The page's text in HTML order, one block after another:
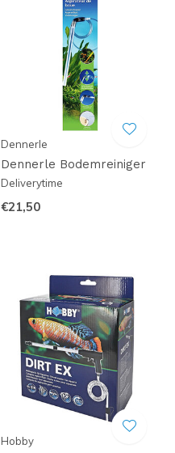
Dennerle
Dennerle Bodemreiniger
Deliverytime
€21,50
Hobby